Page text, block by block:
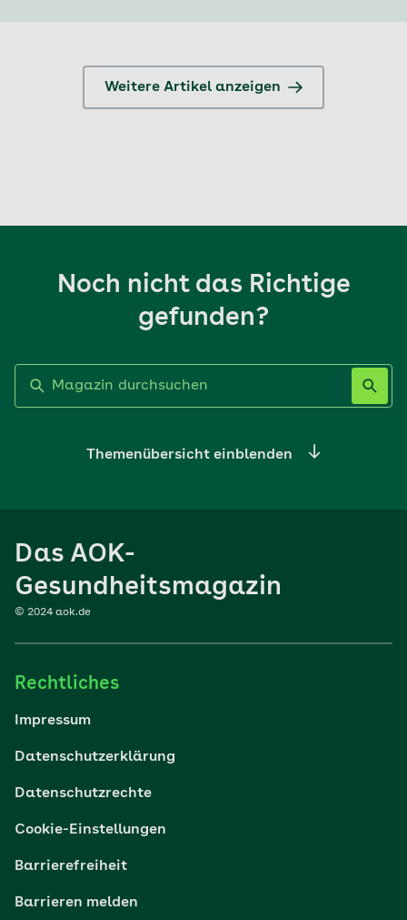
Weitere Artikel anzeigen
Noch nicht das Richtige
gefunden?
Themenübersicht einblenden
Sport
Reisen
Wohlbefinden
Digital gesund
Das AOK-
Gesundheitsmagazin
© 2024 aok.de
Rechtliches
Impressum
Datenschutzerklärung
Datenschutzrechte
Cookie-Einstellungen
Barrierefreiheit
Barrieren melden